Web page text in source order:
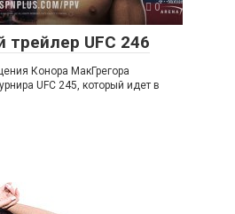
0
UFC 246
Конора МакГрегора
UFC 245, который идет в